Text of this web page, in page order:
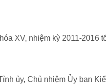
XV, nhiệm kỳ 2011-2016
ủy, Chủ nhiệm Ủy ban